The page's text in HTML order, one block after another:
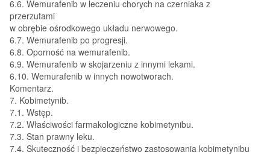
6.6. Wemurafenib w leczeniu chorych na czerniaka z
przerzutami
w obrębie ośrodkowego układu nerwowego.
6.7. Wemurafenib po progresji.
6.8. Oporność na wemurafenib.
6.9. Wemurafenib w skojarzeniu z innymi lekami.
6.10. Wemurafenib w innych nowotworach.
Komentarz.
7. Kobimetynib.
7.1. Wstęp.
7.2. Właściwości farmakologiczne kobimetynibu.
7.3. Stan prawny leku.
7.4. Skuteczność i bezpieczeństwo zastosowania kobimetynibu